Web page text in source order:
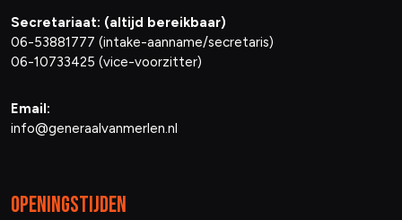
Secretariaat: (altijd bereikbaar)
06-53881777 (intake-aanname/secretaris)
06-10733425 (vice-voorzitter)
Email:
info@generaalvanmerlen.nl
Openingstijden